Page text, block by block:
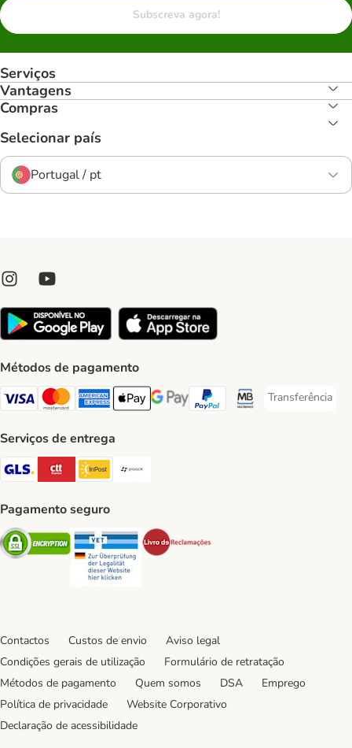
Subscreva agora!
Serviços
Vantagens
Compras
Selecionar país
Portugal / pt
Métodos de pagamento
Visa Payment Method
Mastercard Payment Method
American Express Payment Method
Apple Pay Payment Method
Google Pay Payment Method
PayPal Payment Method
Multibanco Payment
Transferência
Transferência
Serviços de entrega
GLS Shipping Method
CTTExpress Shipping Method
InPost Shipping Method
Pagamento seguro
Security Security
Contactos Custos de envio
Aviso legal
Condições gerais de utilização
Formulário de retratação
Métodos de pagamento
Quem somos DSA
Emprego
Política de privacidade
Website Corporativo
Declaração de acessibilidade